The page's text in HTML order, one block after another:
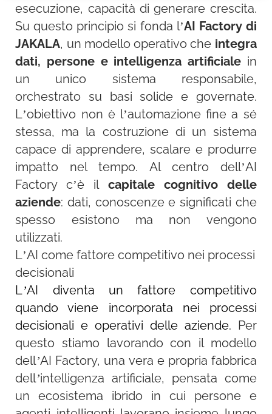
esecuzione, capacità di generare crescita.
Su questo principio si fonda l’AI Factory di
JAKALA, un modello operativo che integra
dati, persone e intelligenza artificiale in
un unico sistema responsabile,
orchestrato su basi solide e governate.
L’obiettivo non è l’automazione fine a sé
stessa, ma la costruzione di un sistema
capace di apprendere, scalare e produrre
impatto nel tempo. Al centro dell’AI
Factory c’è il capitale cognitivo delle
aziende: dati, conoscenze e significati che
spesso esistono ma non vengono
utilizzati.
L’AI come fattore competitivo nei processi
decisionali
L’AI diventa un fattore competitivo
quando viene incorporata nei processi
decisionali e operativi delle aziende.
Per
questo stiamo lavorando con il modello
dell’AI Factory, una vera e propria fabbrica
dell’intelligenza artificiale, pensata come
un ecosistema ibrido in cui persone e